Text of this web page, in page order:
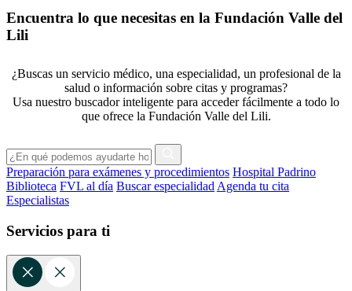
Encuentra lo que necesitas en la Fundación Valle del
Lili
¿Buscas un servicio médico, una especialidad, un profesional de la
salud o información sobre citas y programas?
Usa nuestro buscador inteligente para acceder fácilmente a todo lo
que ofrece la Fundación Valle del Lili.
Preparación para exámenes y procedimientos Hospital Padrino
Biblioteca FVL al día Buscar especialidad Agenda tu cita
Especialistas
Servicios para ti